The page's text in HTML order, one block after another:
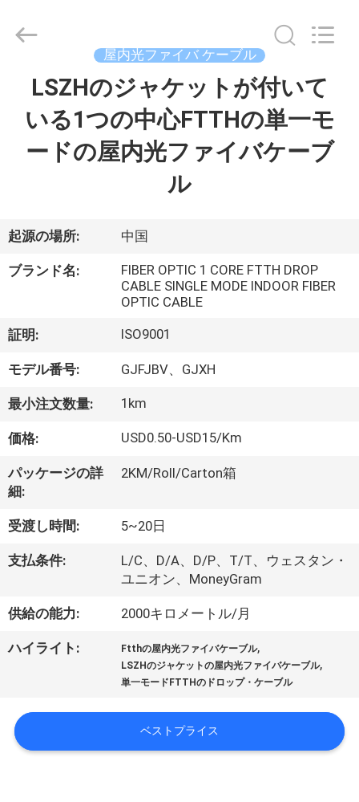
ク
ト
私
達
に
つ
て
場
旅
行
質
2021
Communication
屋内光ファイバ ケーブル
LSZHのジャケットが付いて
いる1つの中心FTTHの単一モ
ードの屋内光ファイバケーブ
ル
起源の場所: 中国
ブランド名:
FIBER OPTIC 1 CORE FTTH DROP
CABLE SINGLE MODE INDOOR FIBER
OPTIC CABLE
証明: ISO9001
モデル番号: GJFJBV、GJXH
最小注文数量: 1km
価格: USD0.50-USD15/Km
パッケージの詳
細:
2KM/Roll/Carton箱
受渡し時間: 5~20日
支払条件:
L/C、D/A、D/P、T/T、ウェスタン・
ユニオン、MoneyGram
供給の能力: 2000キロメートル/月
ハイライト: Ftthの屋内光ファイバケーブル,
LSZHのジャケットの屋内光ファイバケーブル,
単一モードFTTHのドロップ・ケーブル
ベストプライス